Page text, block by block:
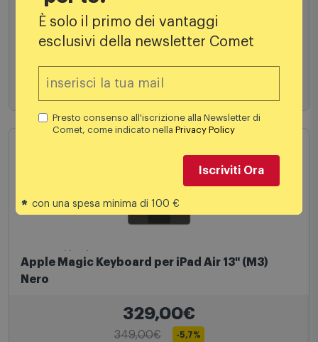
Aggiungi al carrello
Apple Magic Keyboard per iPad Air 13" (M3)
Nero
329,00€
349,00€ -5,7%
È solo il primo dei vantaggi
esclusivi della newsletter Comet
Presto consenso all'iscrizione alla Newsletter di
Comet, come indicato nellaPrivacy Policy
Iscriviti Ora
* con una spesa minima di 100 €